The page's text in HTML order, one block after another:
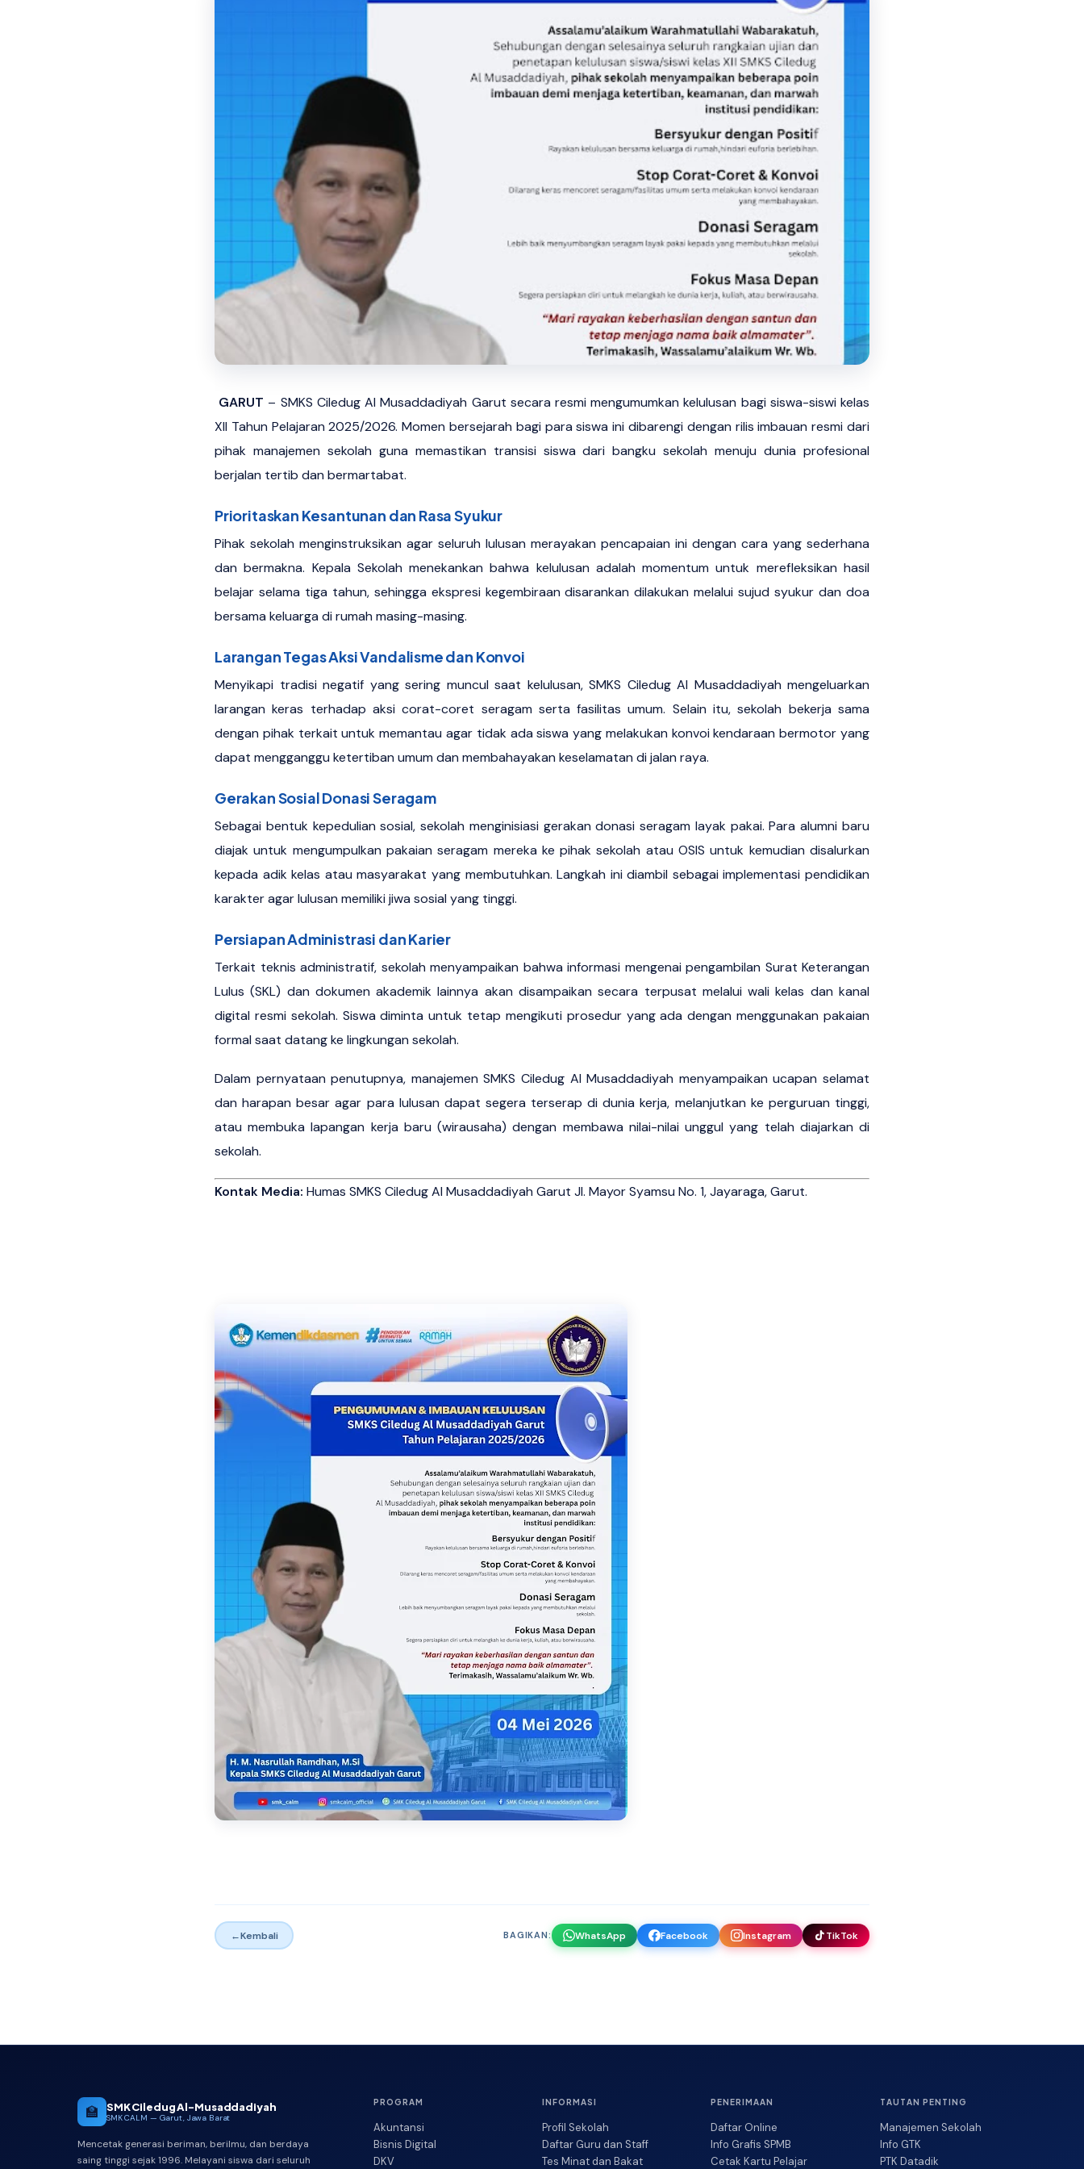
GARUT – SMKS Ciledug Al Musaddadiyah Garut secara resmi mengumumkan kelulusan bagi siswa-siswi kelas
XII Tahun Pelajaran 2025/2026. Momen bersejarah bagi para siswa ini dibarengi dengan rilis imbauan resmi dari
pihak manajemen sekolah guna memastikan transisi siswa dari bangku sekolah menuju dunia profesional
berjalan tertib dan bermartabat.
Prioritaskan Kesantunan dan Rasa Syukur
Pihak sekolah menginstruksikan agar seluruh lulusan merayakan pencapaian ini dengan cara yang sederhana
dan bermakna. Kepala Sekolah menekankan bahwa kelulusan adalah momentum untuk merefleksikan hasil
belajar selama tiga tahun, sehingga ekspresi kegembiraan disarankan dilakukan melalui sujud syukur dan doa
bersama keluarga di rumah masing-masing.
Larangan Tegas Aksi Vandalisme dan Konvoi
Menyikapi tradisi negatif yang sering muncul saat kelulusan, SMKS Ciledug Al Musaddadiyah mengeluarkan
larangan keras terhadap aksi corat-coret seragam serta fasilitas umum. Selain itu, sekolah bekerja sama
dengan pihak terkait untuk memantau agar tidak ada siswa yang melakukan konvoi kendaraan bermotor yang
dapat mengganggu ketertiban umum dan membahayakan keselamatan di jalan raya.
Gerakan Sosial Donasi Seragam
Sebagai bentuk kepedulian sosial, sekolah menginisiasi gerakan donasi seragam layak pakai. Para alumni baru
diajak untuk mengumpulkan pakaian seragam mereka ke pihak sekolah atau OSIS untuk kemudian disalurkan
kepada adik kelas atau masyarakat yang membutuhkan. Langkah ini diambil sebagai implementasi pendidikan
karakter agar lulusan memiliki jiwa sosial yang tinggi.
Persiapan Administrasi dan Karier
Terkait teknis administratif, sekolah menyampaikan bahwa informasi mengenai pengambilan Surat Keterangan
Lulus (SKL) dan dokumen akademik lainnya akan disampaikan secara terpusat melalui wali kelas dan kanal
digital resmi sekolah. Siswa diminta untuk tetap mengikuti prosedur yang ada dengan menggunakan pakaian
formal saat datang ke lingkungan sekolah.
Dalam pernyataan penutupnya, manajemen SMKS Ciledug Al Musaddadiyah menyampaikan ucapan selamat
dan harapan besar agar para lulusan dapat segera terserap di dunia kerja, melanjutkan ke perguruan tinggi,
atau membuka lapangan kerja baru (wirausaha) dengan membawa nilai-nilai unggul yang telah diajarkan di
sekolah.
Kontak Media: Humas SMKS Ciledug Al Musaddadiyah Garut Jl. Mayor Syamsu No. 1, Jayaraga, Garut.
←Kembali BAGIKAN: WhatsApp Facebook Instagram TikTok
🏫 SMK Ciledug Al-Musaddadiyah
SMK CALM — Garut, Jawa Barat
Mencetak generasi beriman, berilmu, dan berdaya
saing tinggi sejak 1996. Melayani siswa dari seluruh
PROGRAM
Akuntansi
Bisnis Digital
DKV
INFORMASI
Profil Sekolah
Daftar Guru dan Staff
Tes Minat dan Bakat
PENERIMAAN
Daftar Online
Info Grafis SPMB
Cetak Kartu Pelajar
TAUTAN PENTING
Manajemen Sekolah
Info GTK
PTK Datadik